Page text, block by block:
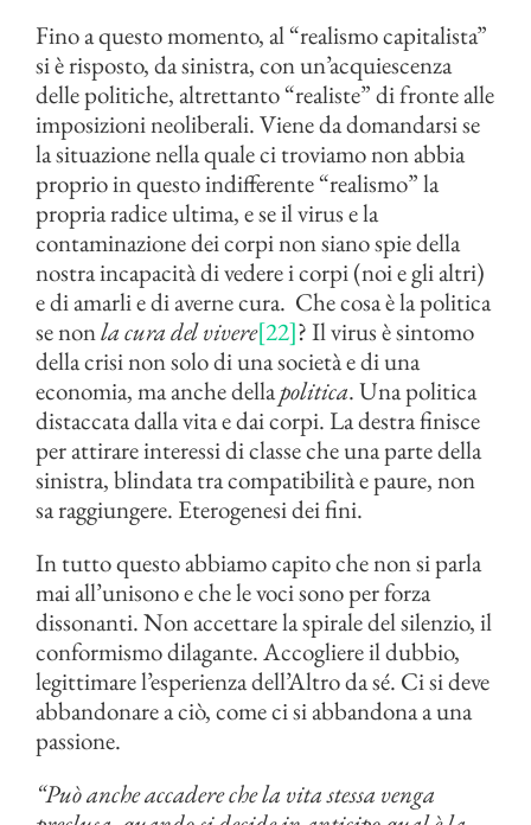
Fino a questo momento, al “realismo capitalista”
si è risposto, da sinistra, con un’acquiescenza
delle politiche, altrettanto “realiste” di fronte alle
imposizioni neoliberali. Viene da domandarsi se
la situazione nella quale ci troviamo non abbia
proprio in questo indifferente “realismo” la
propria radice ultima, e se il virus e la
contaminazione dei corpi non siano spie della
nostra incapacità di vedere i corpi (noi e gli altri)
e di amarli e di averne cura. Che cosa è la politica
se nonla cura del vivere[22]? Il virus è sintomo
della crisi non solo di una società e di una
economia, ma anche dellapolitica. Una politica
distaccata dalla vita e dai corpi. La destra finisce
per attirare interessi di classe che una parte della
sinistra, blindata tra compatibilità e paure, non
sa raggiungere. Eterogenesi dei fini.
In tutto questo abbiamo capito che non si parla
mai all’unisono e che le voci sono per forza
dissonanti. Non accettare la spirale del silenzio, il
conformismo dilagante. Accogliere il dubbio,
legittimare l’esperienza dell’Altro da sé. Ci si deve
abbandonare a ciò, come ci si abbandona a una
passione.
“Può anche accadere che la vita stessa venga